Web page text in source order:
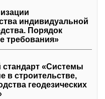
индивидуальной
Порядок
требования»
«Системы
в строительстве,
геодезических